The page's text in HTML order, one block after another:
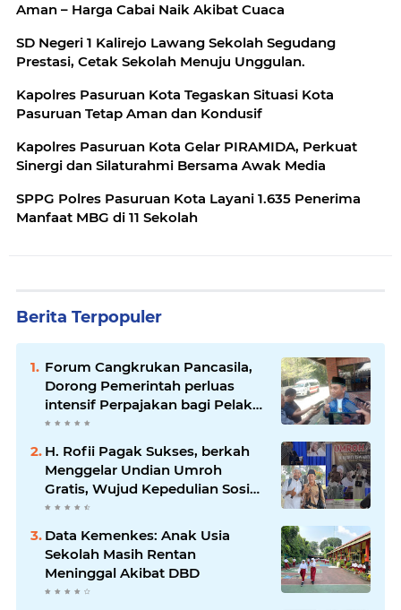
Aman – Harga Cabai Naik Akibat Cuaca
SD Negeri 1 Kalirejo Lawang Sekolah Segudang
Prestasi, Cetak Sekolah Menuju Unggulan.
Kapolres Pasuruan Kota Tegaskan Situasi Kota
Pasuruan Tetap Aman dan Kondusif
Kapolres Pasuruan Kota Gelar PIRAMIDA, Perkuat
Sinergi dan Silaturahmi Bersama Awak Media
SPPG Polres Pasuruan Kota Layani 1.635 Penerima
Manfaat MBG di 11 Sekolah
Berita Terpopuler
Forum Cangkrukan Pancasila,
Dorong Pemerintah perluas
intensif Perpajakan bagi Pelaku
Usaha UMKM.
H. Rofii Pagak Sukses, berkah
Menggelar Undian Umroh
Gratis, Wujud Kepedulian Sosial
berbagi.
Data Kemenkes: Anak Usia
Sekolah Masih Rentan
Meninggal Akibat DBD